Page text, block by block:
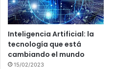
Inteligencia Artificial: la
tecnología que está
cambiando el mundo
15/02/2023